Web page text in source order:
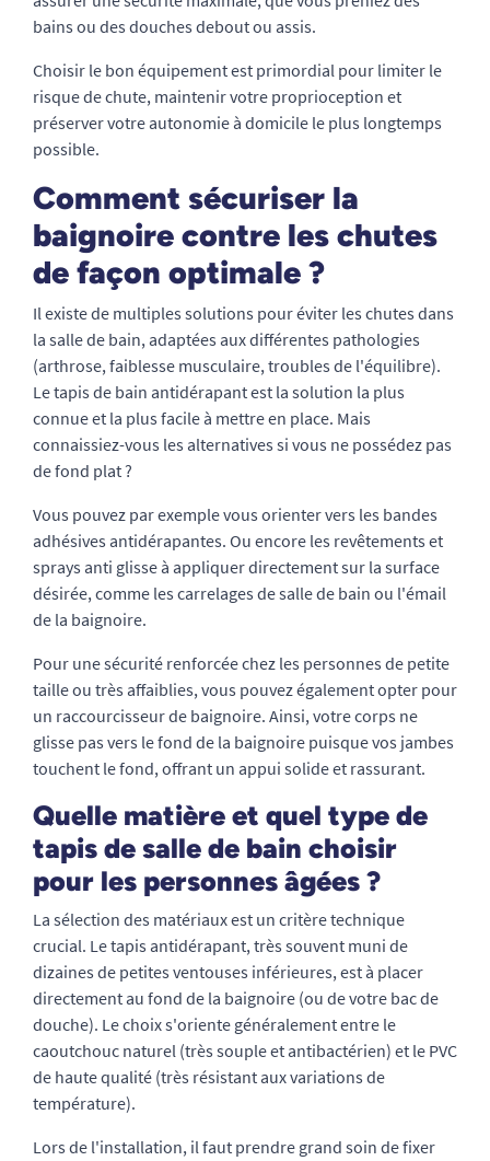
bains ou des douches debout ou assis.
Choisir le bon équipement est primordial pour limiter le
risque de chute, maintenir votre proprioception et
préserver votre autonomie à domicile le plus longtemps
possible.
Comment sécuriser la
baignoire contre les chutes
de façon optimale ?
Il existe de multiples solutions pour éviter les chutes dans
la salle de bain, adaptées aux différentes pathologies
(arthrose, faiblesse musculaire, troubles de l'équilibre).
Le tapis de bain antidérapant est la solution la plus
connue et la plus facile à mettre en place. Mais
connaissiez-vous les alternatives si vous ne possédez pas
de fond plat ?
Vous pouvez par exemple vous orienter vers les bandes
adhésives antidérapantes. Ou encore les revêtements et
sprays anti glisse à appliquer directement sur la surface
désirée, comme les carrelages de salle de bain ou l'émail
de la baignoire.
Pour une sécurité renforcée chez les personnes de petite
taille ou très affaiblies, vous pouvez également opter pour
un raccourcisseur de baignoire. Ainsi, votre corps ne
glisse pas vers le fond de la baignoire puisque vos jambes
touchent le fond, offrant un appui solide et rassurant.
Quelle matière et quel type de
tapis de salle de bain choisir
pour les personnes âgées ?
La sélection des matériaux est un critère technique
crucial. Le tapis antidérapant, très souvent muni de
dizaines de petites ventouses inférieures, est à placer
directement au fond de la baignoire (ou de votre bac de
douche). Le choix s'oriente généralement entre le
caoutchouc naturel (très souple et antibactérien) et le PVC
de haute qualité (très résistant aux variations de
température).
Lors de l'installation, il faut prendre grand soin de fixer